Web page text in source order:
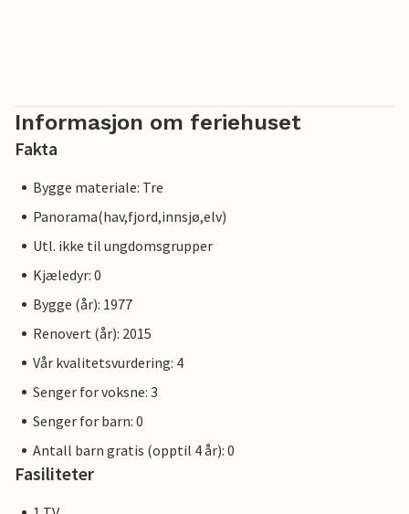
Informasjon om feriehuset
Fakta
Bygge materiale: Tre
Panorama(hav,fjord,innsjø,elv)
Utl. ikke til ungdomsgrupper
Kjæledyr: 0
Bygge (år): 1977
Renovert (år): 2015
Vår kvalitetsvurdering: 4
Senger for voksne: 3
Senger for barn: 0
Antall barn gratis (opptil 4 år): 0
Fasiliteter